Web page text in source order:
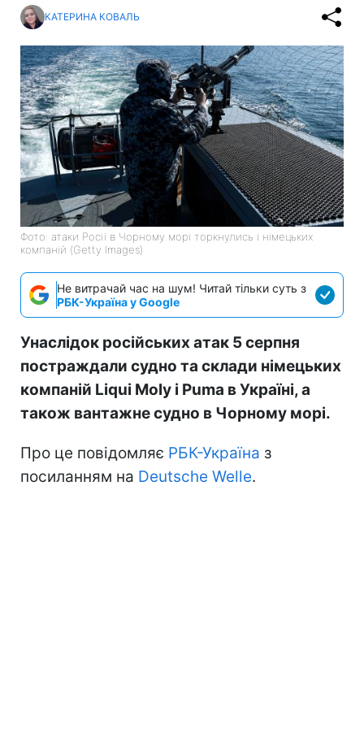
КАТЕРИНА КОВАЛЬ
Фото: атаки Росії в Чорному морі торкнулись і німецьких
компаній (Getty Images)
Не витрачай час на шум! Читай тільки суть з
РБК-Україна у Google
Унаслідок російських атак 5 серпня
постраждали судно та склади німецьких
компаній Liqui Moly і Puma в Україні, а
також вантажне судно в Чорному морі.
Про це повідомляє РБК-Україна з
посиланням на Deutsche Welle.